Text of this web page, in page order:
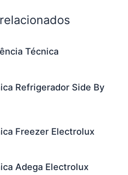
Técnica
Refrigerador Side By
Freezer Electrolux
Adega Electrolux